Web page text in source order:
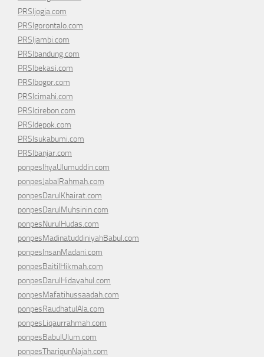
PRSIjogja.com
PRSIgorontalo.com
PRSIjambi.com
PRSIbandung.com
PRSIbekasi.com
PRSIbogor.com
PRSIcimahi.com
PRSIcirebon.com
PRSIdepok.com
PRSIsukabumi.com
PRSIbanjar.com
ponpesIhyaUlumuddin.com
ponpesJabalRahmah.com
ponpesDarulKhairat.com
ponpesDarulMuhsinin.com
ponpesNurulHudas.com
ponpesMadinatuddiniyahBabul.com
ponpesInsanMadani.com
ponpesBaitilHikmah.com
ponpesDarulHidayahul.com
ponpesMafatihussaadah.com
ponpesRaudhatulAla.com
ponpesLiqaurrahmah.com
ponpesBabulUlum.com
ponpesThariqunNajah.com